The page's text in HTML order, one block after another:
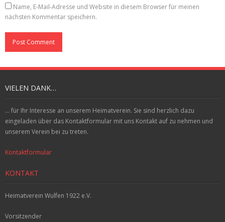
Name, E-Mail-Adresse und Website in diesem Browser für meinen
nächsten Kommentar speichern.
l
e
r
e
VIELEN DANK…
... für Ihr Interesse an unserem Heimatverein. Sie sind herzlich dazu
eingeladen über das Kontaktformular mit uns Kontakt auf zu nehmen und
unserem Verein bei zu treten.
Kontaktformular
KONTAKT
Heimatverein Wulfen 1922 e.V.
Vorsitzender